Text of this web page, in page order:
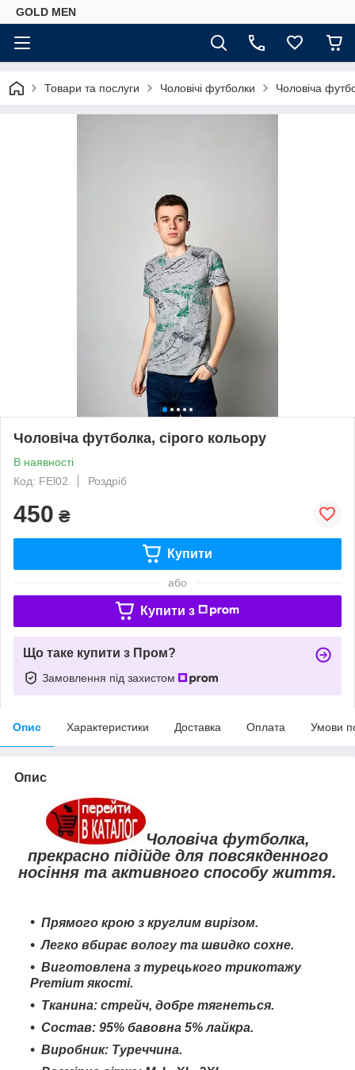
GOLD MEN
Товари та послуги Чоловічі футболки Чоловіча
Чоловіча футболка, сірого кольору
В наявності
Код: FЕl02
Роздріб
450 ₴
Купити
або
Купити з
Що таке купити з Пром?
Замовлення під захистом
Опис Характеристики Доставка Оплата Умови
Опис
Чоловіча футболка,
прекрасно підійде для повсякденного
носіння та активного способу життя.
Прямого крою з круглим вирізом.
Легко вбирає вологу та швидко сохне.
Виготовлена з турецького трикотажу
Premium якості.
Тканина: стрейч, добре тягнеться.
Состав: 95% бавовна 5% лайкра.
Виробник: Туреччина.